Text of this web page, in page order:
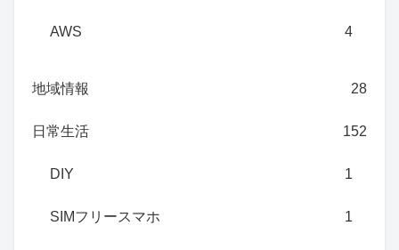
AWS 4
地域情報 28
日常生活 152
DIY 1
SIMフリースマホ 1